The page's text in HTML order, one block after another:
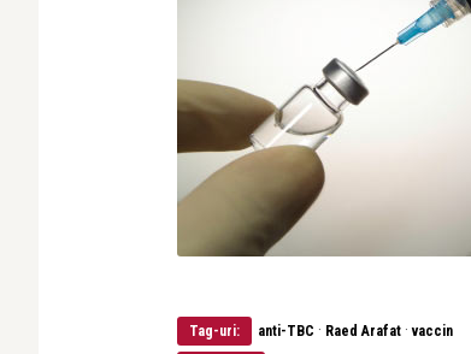
Tag-uri: anti-TBC · Raed Arafat ·vaccin